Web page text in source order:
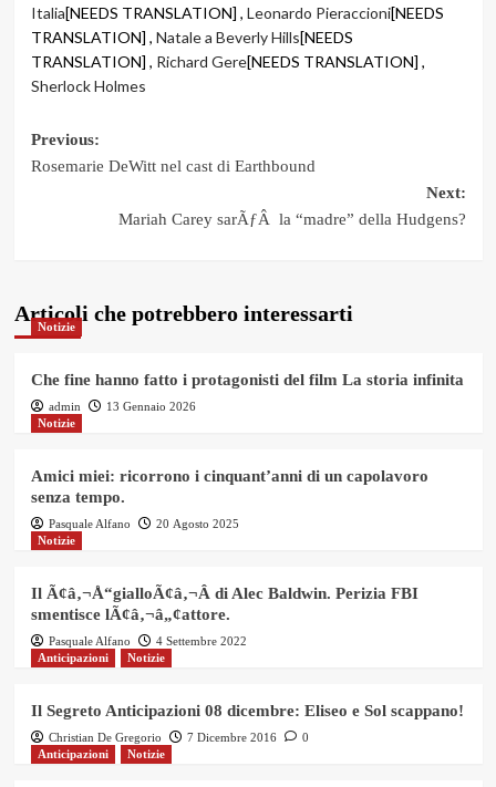
Italia[NEEDS TRANSLATION] , Leonardo Pieraccioni[NEEDS
TRANSLATION] , Natale a Beverly Hills[NEEDS
TRANSLATION] , Richard Gere[NEEDS TRANSLATION] ,
Sherlock Holmes
Post
Previous:
Rosemarie DeWitt nel cast di Earthbound
Next:
Mariah Carey sarÃƒÂ la “madre” della Hudgens?
Articoli che potrebbero interessarti
Notizie
Che fine hanno fatto i protagonisti del film La storia infinita
admin
13 Gennaio 2026
Notizie
Amici miei: ricorrono i cinquant’anni di un capolavoro
senza tempo.
Pasquale Alfano
20 Agosto 2025
Notizie
Il Ã¢â‚¬Å“gialloÃ¢â‚¬Â di Alec Baldwin. Perizia FBI
smentisce lÃ¢â‚¬â„¢attore.
Pasquale Alfano
4 Settembre 2022
Anticipazioni
Notizie
Il Segreto Anticipazioni 08 dicembre: Eliseo e Sol scappano!
Christian De Gregorio 7 Dicembre 2016
0
Anticipazioni
Notizie